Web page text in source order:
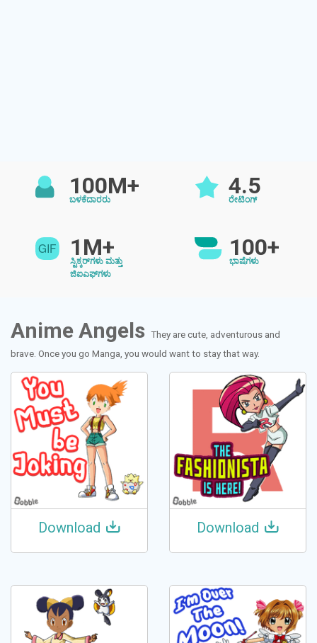
100M+
ಬಳಕೆದಾರರು
4.5
ರೇಟಿಂಗ್
1M+
ಸ್ಟಿಕ್ಕರ್‌ಗಳು ಮತ್ತು
ಜಿಐಎಫ್‌ಗಳು
100+
ಭಾಷೆಗಳು
Anime Angels They are cute, adventurous and
brave. Once you go Manga, you would want to stay that way.
Download Download